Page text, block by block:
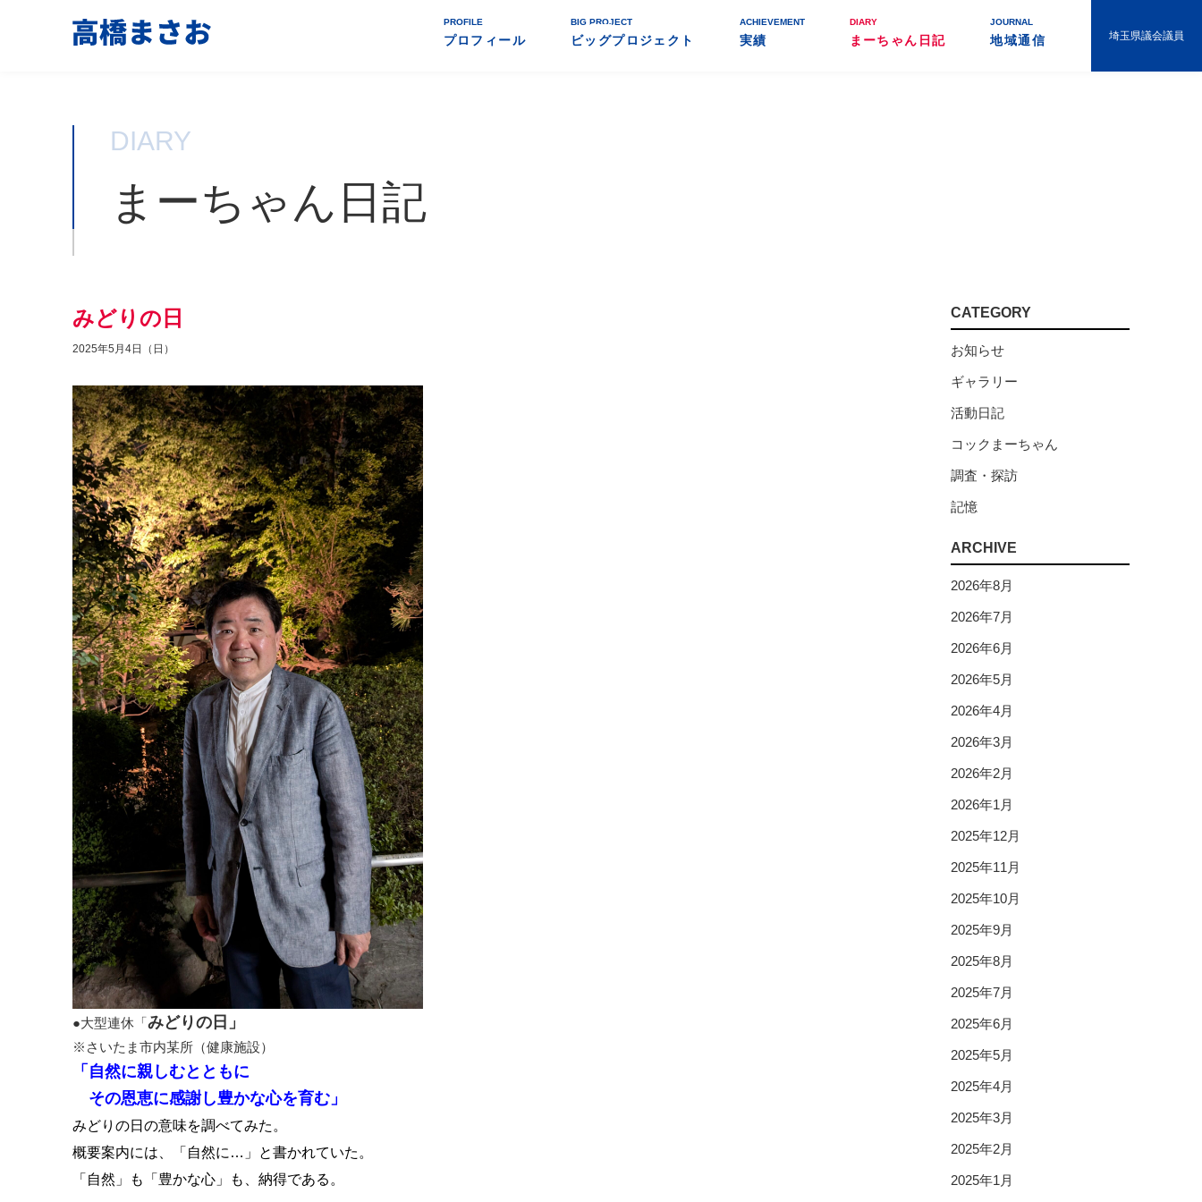
PROFILE
プロフィール
BIG PROJECT
ビッグプロジェクト
ACHIEVEMENT
実績
DIARY
まーちゃん日記
JOURNAL
地域通信 埼玉県議会議員
DIARY
まーちゃん日記
みどりの日
2025年5月4日（日）
●大型連休「みどりの日」
※さいたま市内某所（健康施設）
「自然に親しむとともに
その恩恵に感謝し豊かな心を育む」
みどりの日の意味を調べてみた。
概要案内には、「自然に…」と書かれていた。
「自然」も「豊かな心」も、納得である。
CATEGORY
お知らせ
ギャラリー
活動日記
コックまーちゃん
調査・探訪
記憶
ARCHIVE
2026年8月
2026年7月
2026年6月
2026年5月
2026年4月
2026年3月
2026年2月
2026年1月
2025年12月
2025年11月
2025年10月
2025年9月
2025年8月
2025年7月
2025年6月
2025年5月
2025年4月
2025年3月
2025年2月
2025年1月